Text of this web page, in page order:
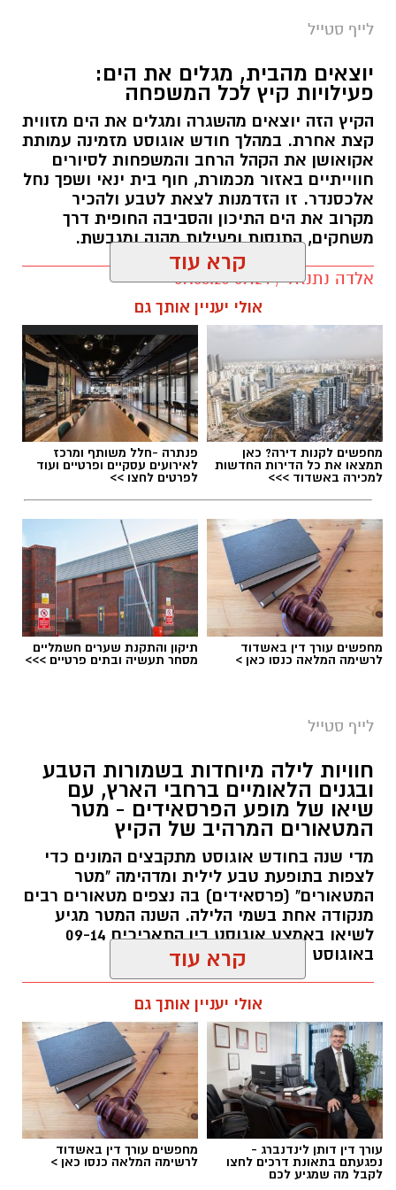
לייף סטייל
יוצאים מהבית, מגלים את הים:
פעילויות קיץ לכל המשפחה
הקיץ הזה יוצאים מהשגרה ומגלים את הים מזווית
קצת אחרת. במהלך חודש אוגוסט מזמינה עמותת
אקואושן את הקהל הרחב והמשפחות לסיורים
חווייתיים באזור מכמורת, חוף בית ינאי ושפך נחל
אלכסנדר. זו הזדמנות לצאת לטבע ולהכיר
מקרוב את הים התיכון והסביבה החופית דרך
משחקים, התנסות ופעילות מהנה ומגבשת.
אלדה נתנאל / 09:24 07.08.26
תגים:טיול
סיורי משפחות- צילום מיקה וולוב, אקואושן
במהלך הפעילות יכירו המשתתפים את הטבע
הייחודי של אזור שפך נחל אלכסנדר, את בעלי
החיים והצמחים המאפיינים אותו ואת המערכת
האקולוגית המקומית. בהמשך יגיעו למרכז החינוך
הימי "מגלים" של אקואושן, שם יוכלו להתבונן בדגם
חי של חוף סלעי בישראל ולהכיר מקרוב את בעלי
החיים הימיים החיים בו. במהלך הסיור ייחשפו גם
לאתגרים המשפיעים על הסביבה הימית, ובהם
פסולת ובעיקר פלסטיק, וילמדו באופן חווייתי כיצד
ניתן לשמור על הים ולסייע בהגנה עליו.
מועדי הסיורים:
24 באוגוסט, יום שני, בשעות 9:00-12:00 הורים
וילדים
24 באוגוסט, יום שני, בשעות 16:30-19:30 הורים
וילדים
26 באוגוסט, יום רביעי, בשעות 9:00-12:00 מבוגרים
(גילאי 16+)
קרא עוד
אולי יעניין אותך גם
מחפשים לקנות דירה? כאן
תמצאו את כל הדירות החדשות
למכירה באשדוד >>>
פנתרה -חלל משותף ומרכז
לאירועים עסקיים ופרטיים ועוד
לפרטים לחצו >>
מחפשים עורך דין באשדוד
לרשימה המלאה כנסו כאן >
תיקון והתקנת שערים חשמליים
מסחר תעשיה ובתים פרטיים >>>
לייף סטייל
חוויות לילה מיוחדות בשמורות הטבע
ובגנים הלאומיים ברחבי הארץ, עם
שיאו של מופע הפרסאידים - מטר
המטאורים המרהיב של הקיץ
מדי שנה בחודש אוגוסט מתקבצים המונים כדי
לצפות בתופעת טבע לילית ומדהימה "מטר
המטאורים" (פרסאידים) בה נצפים מטאורים רבים
מנקודה אחת בשמי הלילה. השנה המטר מגיע
לשיאו באמצע אוגוסט בין התאריכים 09-14
באוגוסט 2026.
תגים: מטר המטאורים
כשהשמש שוקעת והשמיים מתכסים באלפי כוכבים,
קרא עוד
אולי יעניין אותך גם
עורך דין דותן לינדנברג -
נפגעתם בתאונת דרכים לחצו
לקבל מה שמגיע לכם
מחפשים עורך דין באשדוד
לרשימה המלאה כנסו כאן >